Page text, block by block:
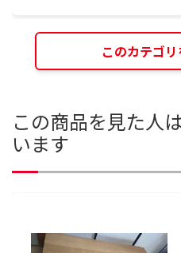
このカテゴ
この商品を見た人
います